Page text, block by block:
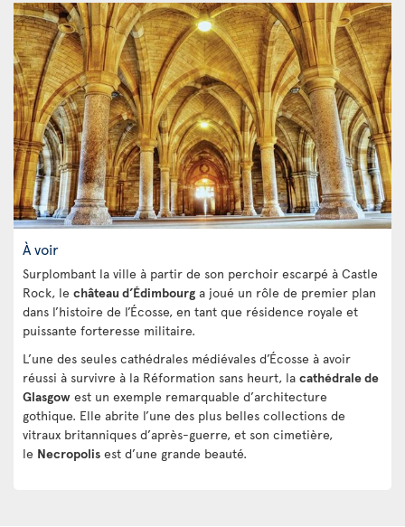
À voir
Surplombant la ville à partir de son perchoir escarpé à Castle
Rock, le château d’Édimbourg a joué un rôle de premier plan
dans l’histoire de l’Écosse, en tant que résidence royale et
puissante forteresse militaire.
L’une des seules cathédrales médiévales d’Écosse à avoir
réussi à survivre à la Réformation sans heurt, la cathédrale de
Glasgow est un exemple remarquable d’architecture
gothique. Elle abrite l’une des plus belles collections de
vitraux britanniques d’après-guerre, et son cimetière,
le Necropolis est d’une grande beauté.